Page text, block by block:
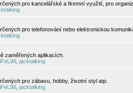
pro kancelářské a firemní využití, pro
pro telefonování nebo elektronickou
zaměřených aplikacích.
jacktalking
pro zábavu, hobby, životní styl atp.
jacktalking